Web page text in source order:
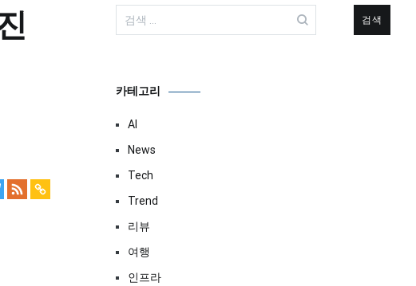
색:
카테고리
AI
News
Tech
Trend
리뷰
여행
인프라